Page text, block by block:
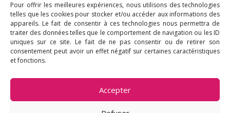
Pour offrir les meilleures expériences, nous utilisons des technologies
telles que les cookies pour stocker et/ou accéder aux informations des
appareils. Le fait de consentir à ces technologies nous permettra de
traiter des données telles que le comportement de navigation ou les ID
uniques sur ce site. Le fait de ne pas consentir ou de retirer son
consentement peut avoir un effet négatif sur certaines caractéristiques
et fonctions.
Accepter
Mentions légales
Politique de confidentialité
Liens utiles
Plan d’accès Contactez-nous